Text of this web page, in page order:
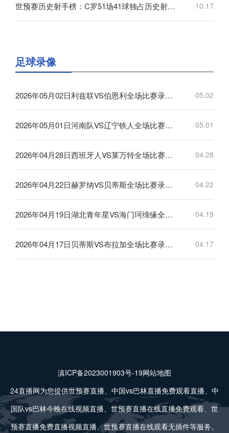
世预赛历史射手榜：C罗51场41球独占历史射手王，梅西72场36球第3 10.17
足球录像
2026年05月02日利兹联VS伯恩利全场比赛录像回放 05.02
2026年05月01日河南队VS辽宁铁人全场比赛录像回放 05.01
2026年04月28日西班牙人VS莱万特全场比赛录像回放 04.28
2026年04月22日赫罗纳VS贝蒂斯全场比赛录像回放 04.22
2026年04月19日湖北青年星VS海门珂缔缘全场比赛录像回放 04.19
2026年04月17日贝蒂斯VS布拉加全场比赛录像回放 04.17
滇ICP备2023001903号-19网站地图
24直播网为您提供世预赛直播、中国vs巴林直播免费观看直播、中
国队vs巴林今晚在线视频直播、世预赛直播在线直播免费观看、世
预赛直播免费直播视频直播、世预赛直播在线观看无插件等服务。